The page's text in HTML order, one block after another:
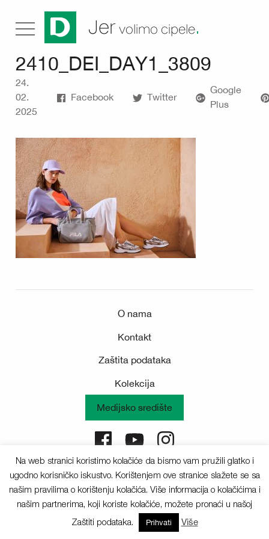
Jer volimo cipele.
2410_DEI_DAY1_3809
24.
02.
2025
Facebook Twitter
Google
Plus
O nama
Kontakt
Zaštita podataka
Kolekcija
Medijsko središte
Sva prava pridržana © 2025 Deichmann
Na web stranici koristimo kolačiće da bismo vam pružili glatko i
ugodno korisničko iskustvo. Korištenjem ove stranice slažete se sa
našim pravilima o korištenju kolačića. Više informacija o kolačićima i
našim partnerima, koji koriste kolačiće, možete pronaći u našoj
Zaštiti podataka.
Prihvati Više